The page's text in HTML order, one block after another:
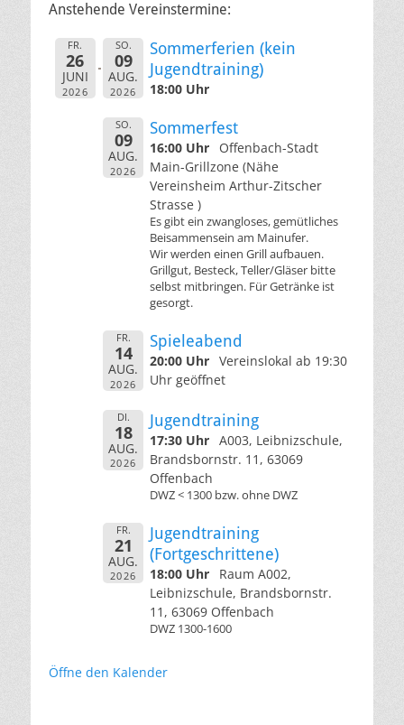
Anstehende Vereinstermine:
FR.
26
JUNI
2026
SO.
09
AUG.
2026
Sommerferien (kein
Jugendtraining)
18:00 Uhr
SO.
09
AUG.
2026
Sommerfest
16:00 Uhr
Offenbach-Stadt
Main-Grillzone (Nähe
Vereinsheim Arthur-Zitscher
Strasse )
Es gibt ein zwangloses, gemütliches
Beisammensein am Mainufer.
Wir werden einen Grill aufbauen.
Grillgut, Besteck, Teller/Gläser bitte
selbst mitbringen. Für Getränke ist
gesorgt.
FR.
14
AUG.
2026
Spieleabend
20:00 Uhr Vereinslokal ab 19:30
Uhr geöffnet
DI.
18
AUG.
2026
Jugendtraining
17:30 Uhr A003, Leibnizschule,
Brandsbornstr. 11, 63069
Offenbach
DWZ < 1300 bzw. ohne DWZ
FR.
21
AUG.
2026
Jugendtraining
(Fortgeschrittene)
18:00 Uhr
Raum A002,
Leibnizschule, Brandsbornstr.
11, 63069 Offenbach
DWZ 1300-1600
Öffne den Kalender